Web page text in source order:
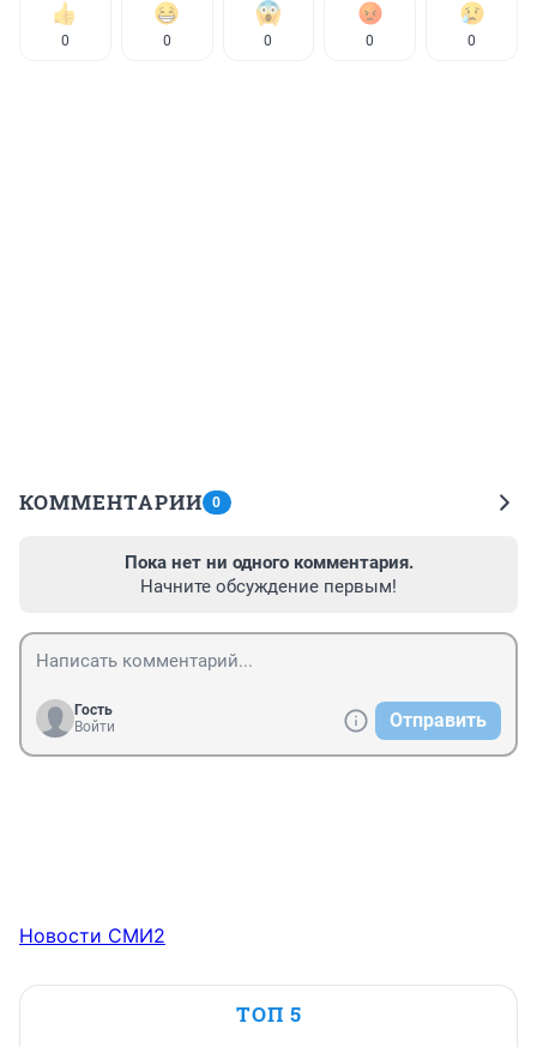
0 0 0 0 0
КОММЕНТАРИИ 0
Пока нет ни одного комментария.
Начните обсуждение первым!
Гость
Войти
Отправить
Новости СМИ2
ТОП 5